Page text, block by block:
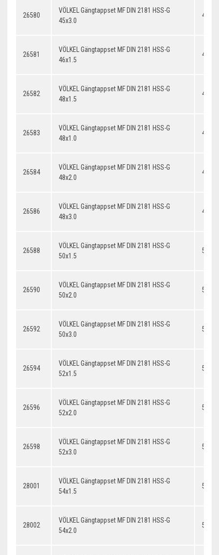
26580
VÖLKEL Gängtappset MF DIN 2181 HSS-G
45x3.0
26581
VÖLKEL Gängtappset MF DIN 2181 HSS-G
46x1.5
26582
VÖLKEL Gängtappset MF DIN 2181 HSS-G
48x1.5
26583
VÖLKEL Gängtappset MF DIN 2181 HSS-G
48x1.0
26584
VÖLKEL Gängtappset MF DIN 2181 HSS-G
48x2.0
26586
VÖLKEL Gängtappset MF DIN 2181 HSS-G
48x3.0
26588
VÖLKEL Gängtappset MF DIN 2181 HSS-G
50x1.5
26590
VÖLKEL Gängtappset MF DIN 2181 HSS-G
50x2.0
26592
VÖLKEL Gängtappset MF DIN 2181 HSS-G
50x3.0
26594
VÖLKEL Gängtappset MF DIN 2181 HSS-G
52x1.5
26596
VÖLKEL Gängtappset MF DIN 2181 HSS-G
52x2.0
26598
VÖLKEL Gängtappset MF DIN 2181 HSS-G
52x3.0
28001
VÖLKEL Gängtappset MF DIN 2181 HSS-G
54x1.5
28002
VÖLKEL Gängtappset MF DIN 2181 HSS-G
54x2.0